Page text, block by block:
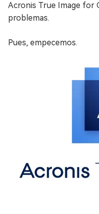
Acronis True Image for
problemas.
Pues, empecemos.